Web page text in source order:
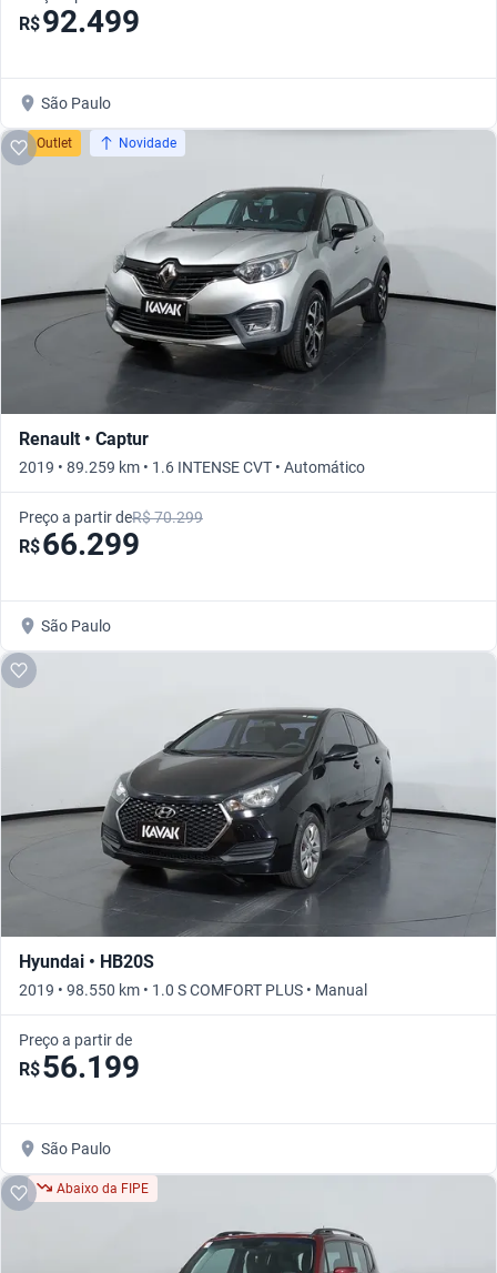
R$92.499
São Paulo
Outlet Novidade
Renault • Captur
2019 • 89.259 km • 1.6 INTENSE CVT • Automático
Preço a partir deR$ 70.299
R$66.299
São Paulo
Hyundai • HB20S
2019 • 98.550 km • 1.0 S COMFORT PLUS • Manual
Preço a partir de
R$56.199
São Paulo
Abaixo da FIPE